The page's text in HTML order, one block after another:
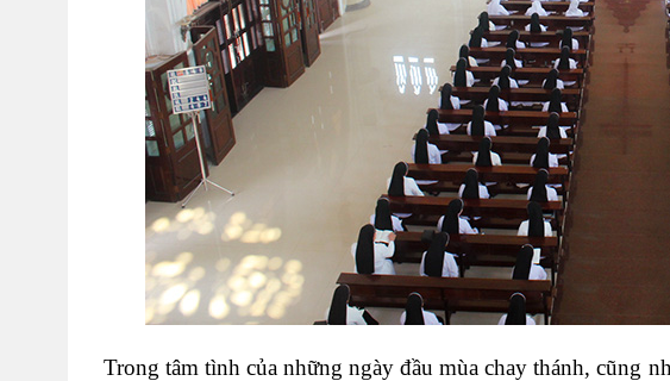
Trong tâm tình của những ngày đầu mùa chay thánh, cũng